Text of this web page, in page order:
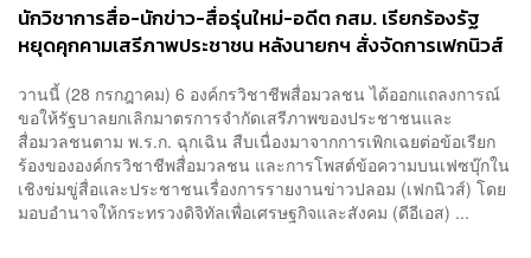
นักวิชาการสื่อ-นักข่าว-สื่อรุ่นใหม่-อดีต กสม. เรียกร้องรัฐ
หยุดคุกคามเสรีภาพประชาชน หลังนายกฯ สั่งจัดการเฟกนิวส์
วานนี้ (28 กรกฎาคม) 6 องค์กรวิชาชีพสื่อมวลชน ได้ออกแถลงการณ์
ขอให้รัฐบาลยกเลิกมาตรการจำกัดเสรีภาพของประชาชนและ
สื่อมวลชนตาม พ.ร.ก. ฉุกเฉิน สืบเนื่องมาจากการเพิกเฉยต่อข้อเรียก
ร้องขององค์กรวิชาชีพสื่อมวลชน และการโพสต์ข้อความบนเฟซบุ๊กใน
เชิงข่มขู่สื่อและประชาชนเรื่องการรายงานข่าวปลอม (เฟกนิวส์) โดย
มอบอำนาจให้กระทรวงดิจิทัลเพื่อเศรษฐกิจและสังคม (ดีอีเอส) ...